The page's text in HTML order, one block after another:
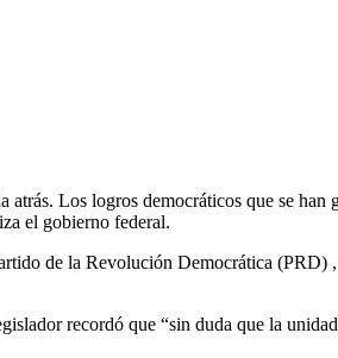
Los logros democráticos que se
el gobierno federal.
de la Revolución Democrática (PRD)
recordó que “sin duda que la